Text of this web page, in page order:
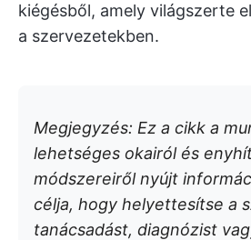
kiégésből, amely világszerte
a szervezetekben.
Megjegyzés: Ez a cikk a
lehetséges okairól és
módszereiről nyújt
célja, hogy helyettesítse a
tanácsadást, diagnózist